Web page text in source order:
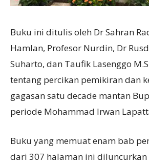
Buku ini ditulis oleh Dr Sahran
Hamlan, Profesor Nurdin, Dr
Suharto, dan Taufik Lasenggo
tentang percikan pemikiran dan
gagasan satu decade mantan
periode Mohammad Irwan
Buku yang memuat enam bab
dari 307 halaman ini diluncurkan